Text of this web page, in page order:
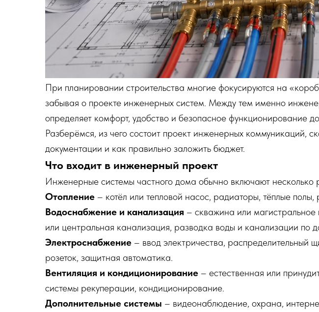
При планировании строительства многие фокусируются на
забывая о проекте инженерных систем. Между тем именно
определяет комфорт, удобство и безопасное функционирование
Разберёмся, из чего состоит проект инженерных коммуникаций,
документации и как правильно заложить бюджет.
Что входит в инженерный проект
Инженерные системы частного дома обычно включают несколько
Отопление – котёл или тепловой насос, радиаторы, тёплые полы,
Водоснабжение и канализация – скважина или магистральное
или центральная канализация, разводка воды и канализации по
Электроснабжение – ввод электричества, распределительный
розеток, защитная автоматика.
Вентиляция и кондиционирование – естественная или
системы рекуперации, кондиционирование.
Дополнительные системы – видеонаблюдение, охрана,